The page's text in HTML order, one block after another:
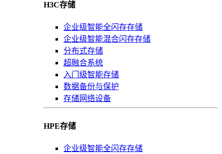
H3C存储
企业级智能全闪存存储
企业级智能混合闪存存储
分布式存储
超融合系统
入门级智能存储
数据备份与保护
存储网络设备
HPE存储
企业级智能全闪存存储